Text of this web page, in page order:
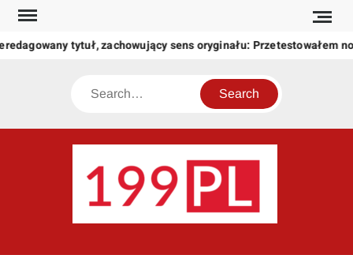
Skip
content
tytuł, zachowujący sens oryginału: Przetestowałem
Search